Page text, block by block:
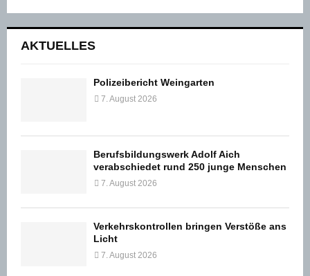
der
Beiträge
AKTUELLES
Polizeibericht Weingarten
7. August 2026
Berufsbildungswerk Adolf Aich
verabschiedet rund 250 junge Menschen
7. August 2026
Verkehrskontrollen bringen Verstöße ans
Licht
7. August 2026